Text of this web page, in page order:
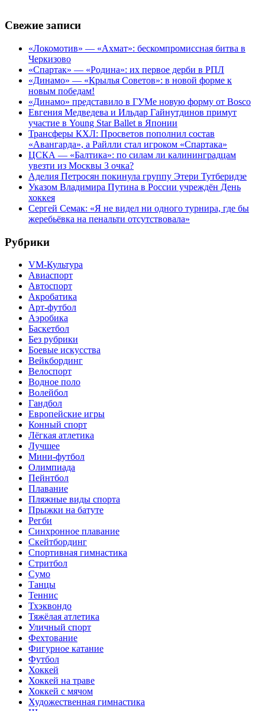
Свежие записи
«Локомотив» — «Ахмат»: бескомпромиссная битва в
Черкизово
«Спартак» — «Родина»: их первое дерби в РПЛ
«Динамо» — «Крылья Советов»: в новой форме к
новым победам!
«Динамо» представило в ГУМе новую форму от Bosco
Евгения Медведева и Ильдар Гайнутдинов примут
участие в Young Star Ballet в Японии
Трансферы КХЛ: Просветов пополнил состав
«Авангарда», а Райлли стал игроком «Спартака»
ЦСКА — «Балтика»: по силам ли калининградцам
увезти из Москвы 3 очка?
Аделия Петросян покинула группу Этери Тутберидзе
Указом Владимира Путина в России учреждён День
хоккея
Сергей Семак: «Я не видел ни одного турнира, где бы
жеребьёвка на пенальти отсутствовала»
Рубрики
VM-Культура
Авиаспорт
Автоспорт
Акробатика
Арт-футбол
Аэробика
Баскетбол
Без рубрики
Боевые искусства
Вейкбординг
Велоспорт
Водное поло
Волейбол
Гандбол
Европейские игры
Конный спорт
Лёгкая атлетика
Лучшее
Мини-футбол
Олимпиада
Пейнтбол
Плавание
Пляжные виды спорта
Прыжки на батуте
Регби
Синхронное плавание
Скейтбординг
Спортивная гимнастика
Стритбол
Сумо
Танцы
Теннис
Тхэквондо
Тяжёлая атлетика
Уличный спорт
Фехтование
Фигурное катание
Футбол
Хоккей
Хоккей на траве
Хоккей с мячом
Художественная гимнастика